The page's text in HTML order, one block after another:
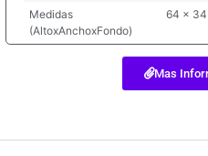
Medidas
(AltoxAnchoxFondo)
64 x
Mas